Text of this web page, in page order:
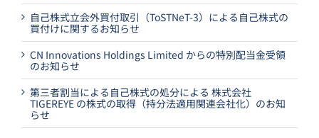
自己株式立会外買付取引（ToSTNeT-3）による自己株式の
買付けに関するお知らせ
CN Innovations Holdings Limited からの特別配当金受領
のお知らせ
第三者割当による自己株式の処分による 株式会社
TIGEREYE の株式の取得（持分法適用関連会社化）のお知
らせ